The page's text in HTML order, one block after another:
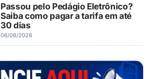
Passou pelo Pedágio Eletrônico?
Saiba como pagar a tarifa em até
30 dias
06/08/2026